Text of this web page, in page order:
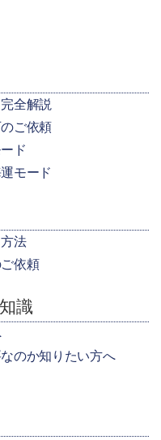
全解説
ご依頼
ド
モード
法
依頼
識
のか知りたい方へ